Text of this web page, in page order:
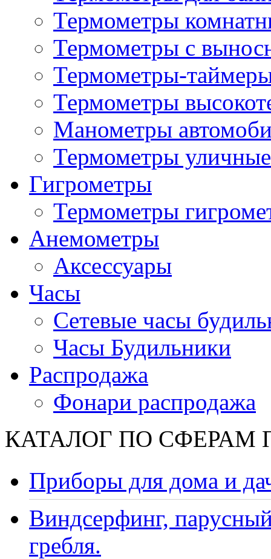
Термометры
Термометры с
Термометры-
Термометры
Манометры
Термометры уличные
Гигрометры
Термометры
Анемометры
Аксессуары
Часы
Сетевые часы
Часы Будильники
Распродажа
Фонари распродажа
КАТАЛОГ ПО СФЕРАМ
Приборы для дома и
Виндсерфинг,
гребля.